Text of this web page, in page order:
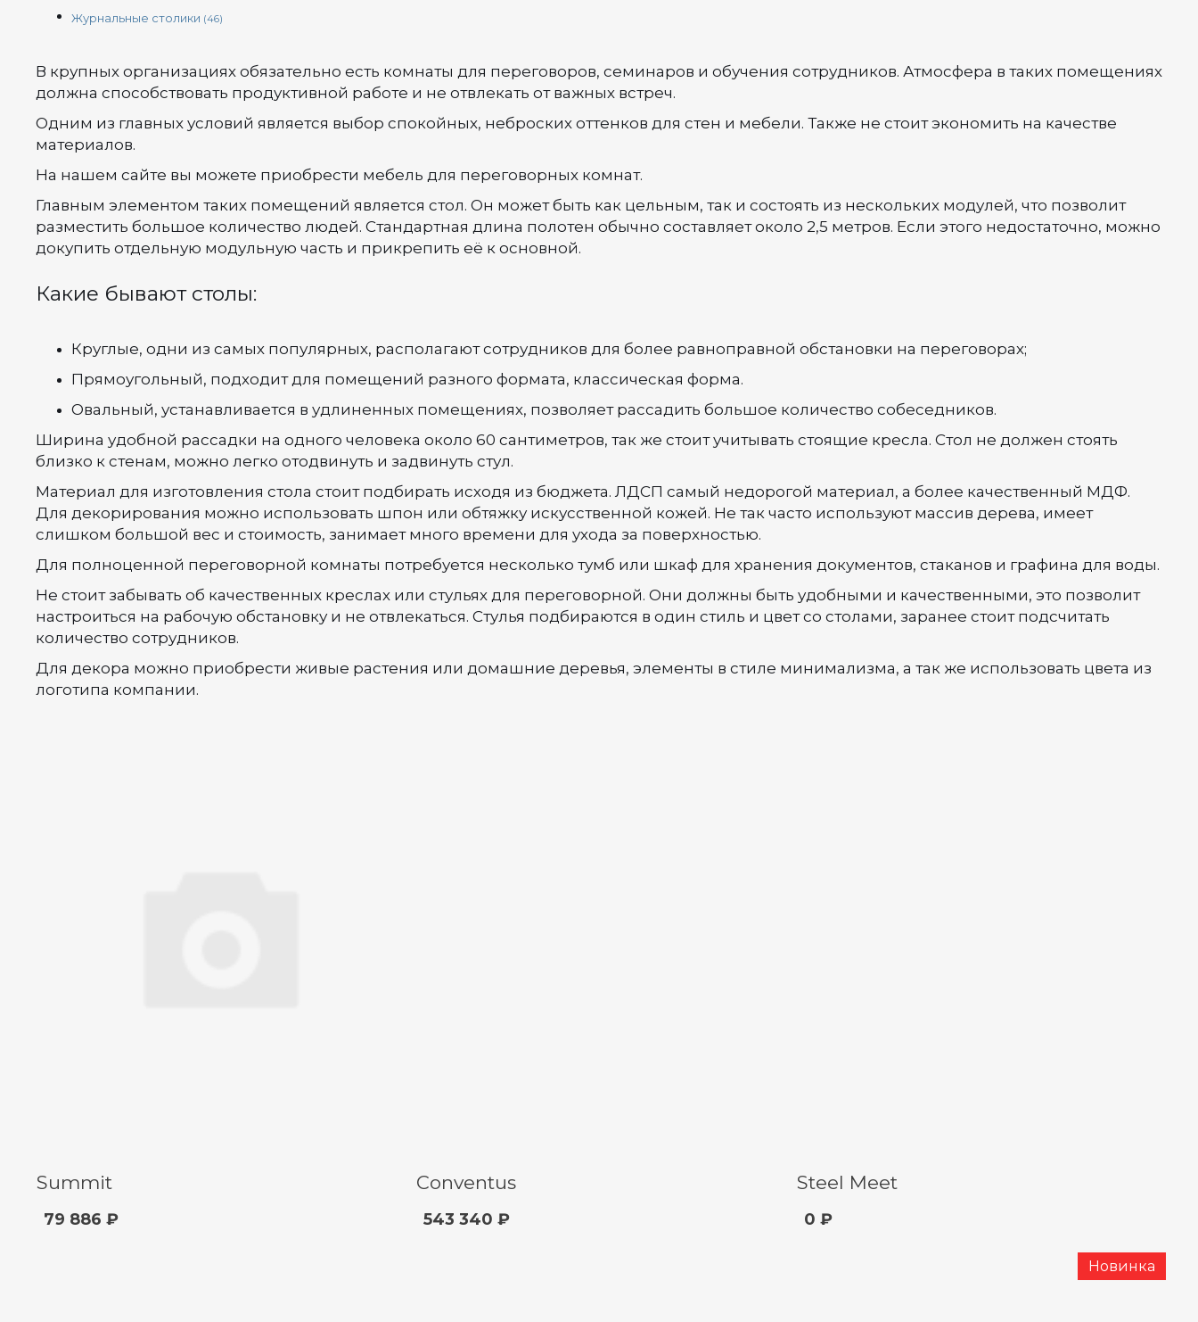
Журнальные столики (46)
В крупных организациях обязательно есть комнаты для переговоров, семинаров и обучения сотрудников. Атмосфера в таких помещениях
должна способствовать продуктивной работе и не отвлекать от важных встреч.
Одним из главных условий является выбор спокойных, неброских оттенков для стен и мебели. Также не стоит экономить на качестве
материалов.
На нашем сайте вы можете приобрести мебель для переговорных комнат.
Главным элементом таких помещений является стол. Он может быть как цельным, так и состоять из нескольких модулей, что позволит
разместить большое количество людей. Стандартная длина полотен обычно составляет около 2,5 метров. Если этого недостаточно, можно
докупить отдельную модульную часть и прикрепить её к основной.
Какие бывают столы:
Круглые, одни из самых популярных, располагают сотрудников для более равноправной обстановки на переговорах;
Прямоугольный, подходит для помещений разного формата, классическая форма.
Овальный, устанавливается в удлиненных помещениях, позволяет рассадить большое количество собеседников.
Ширина удобной рассадки на одного человека около 60 сантиметров, так же стоит учитывать стоящие кресла. Стол не должен стоять
близко к стенам, можно легко отодвинуть и задвинуть стул.
Материал для изготовления стола стоит подбирать исходя из бюджета. ЛДСП самый недорогой материал, а более качественный МДФ.
Для декорирования можно использовать шпон или обтяжку искусственной кожей. Не так часто используют массив дерева, имеет
слишком большой вес и стоимость, занимает много времени для ухода за поверхностью.
Для полноценной переговорной комнаты потребуется несколько тумб или шкаф для хранения документов, стаканов и графина для воды.
Не стоит забывать об качественных креслах или стульях для переговорной. Они должны быть удобными и качественными, это позволит
настроиться на рабочую обстановку и не отвлекаться. Стулья подбираются в один стиль и цвет со столами, заранее стоит подсчитать
количество сотрудников.
Для декора можно приобрести живые растения или домашние деревья, элементы в стиле минимализма, а так же использовать цвета из
логотипа компании.
Summit
79 886 ₽
Conventus
543 340 ₽
Steel Meet
0 ₽
Новинка